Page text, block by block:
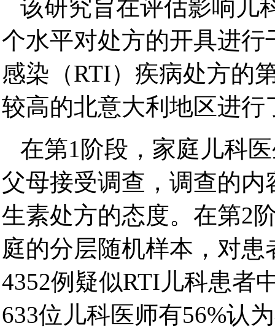
该研究旨在评估影响儿
个水平对处方的开具进
感染（RTI）疾病处方的
较高的北意大利地区进行
在第1阶段，家庭儿科
父母接受调查，调查的
生素处方的态度。在第2
庭的分层随机样本，对
4352例疑似RTI儿科患者
633位儿科医师有56%认